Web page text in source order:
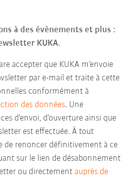
à des évènements et plus :
KUKA.
accepter que KUKA m’envoie
par e-mail et traite à cette
conformément à
des données. Une
d’envoi, d’ouverture ainsi que
est effectuée. À tout
de renoncer définitivement à ce
sur le lien de désabonnement
ou directement auprès de